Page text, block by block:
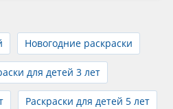
Новогодние раскраски
для детей 3 лет
Раскраски для детей 5 лет